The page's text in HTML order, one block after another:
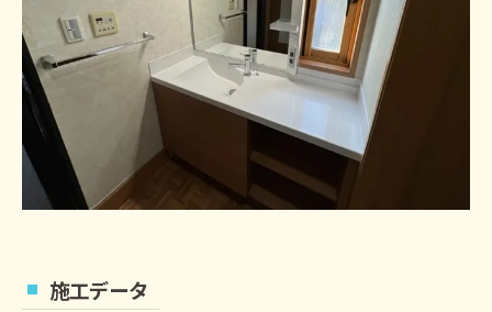
施工データ